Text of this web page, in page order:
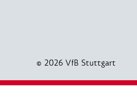
© 2026 VfB Stuttgart